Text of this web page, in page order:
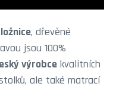
, dřevěné
jsou 100%
výrobce kvalitních
ale také matrací